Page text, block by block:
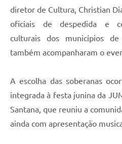
diretor de Cultura, Christian
oficiais de despedida e
culturais dos municípios
também acompanharam o
A escolha das soberanas
integrada à festa junina da
Santana, que reuniu a
ainda com apresentação